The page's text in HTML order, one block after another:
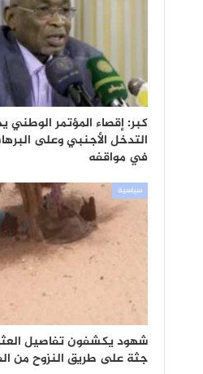
كبر: إقصاء المؤتمر الوطني
التدخل الأجنبي وعلى
في مواقفه
سياسية
جثة على طريق النزوح من